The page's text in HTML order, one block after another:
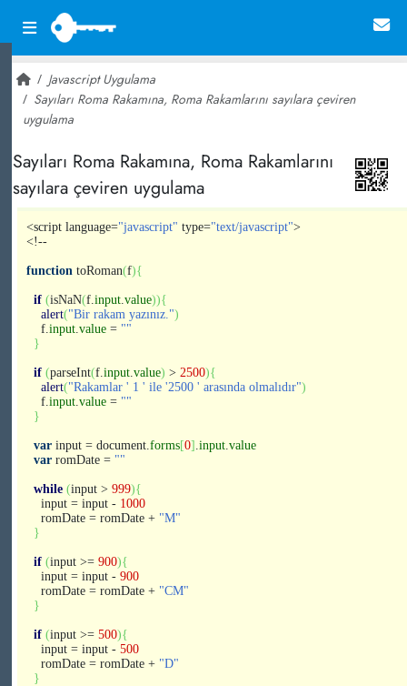
Javascript Uygulama
Sayıları Roma Rakamına, Roma Rakamlarını sayılara çeviren
uygulama
Sayıları Roma Rakamına, Roma Rakamlarını
sayılara çeviren uygulama
<script language="javascript" type="text/javascript">
<!--
function toRoman(f){
if (isNaN(f.input.value)){
alert("Bir rakam yazınız.")
f.input.value = ""
}
if (parseInt(f.input.value) > 2500){
alert("Rakamlar ' 1 ' ile '2500 ' arasında olmalıdır")
f.input.value = ""
}
var input = document.forms[0] .input.value
var romDate = ""
while (input > 999){
input = input - 1000
romDate = romDate + "M"
}
if (input >= 900){
input = input - 900
romDate = romDate + "CM"
}
if (input >= 500){
input = input - 500
romDate = romDate + "D"
}